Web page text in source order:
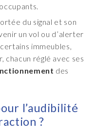
du signal et son
un vol ou d’alerter
immeubles,
chacun réglé avec ses
des
l’audibilité
?